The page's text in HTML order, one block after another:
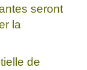
seront
la
de